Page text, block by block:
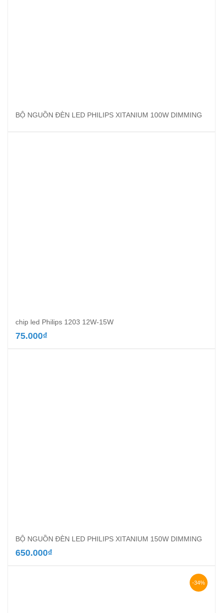
BỘ NGUỒN ĐÈN LED PHILIPS XITANIUM 100W DIMMING
chip led Philips 1203 12W-15W
75.000₫
BỘ NGUỒN ĐÈN LED PHILIPS XITANIUM 150W DIMMING
650.000₫
-34%